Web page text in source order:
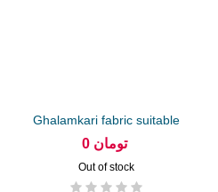
Ghalamkari fabric suitable
for...
0 تومان
Out of stock